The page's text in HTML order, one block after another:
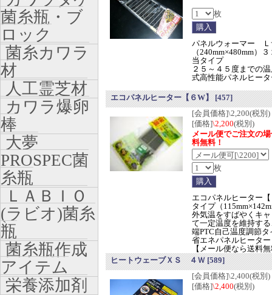
枚
パネルウォーマー Ｌ
（240mm×480mm）
当タイプ
２５～４５度までの
式高性能パネルヒー
エコパネルヒーター【６W】[457]
[会員価格]\2,200(税別)
[価格]\2,200(税別)
メール便でご注文の
料無料！
枚
エコパネルヒーター
タイプ（
外気温をすばやくキ
て一定温度を維持す
端PTC自己温度調節タ
省エネパネルヒーター
【メール便なら送料
ヒートウェーブＸＳ ４Ｗ[589]
[会員価格]\2,400(税別)
[価格]\2,400(税別)
菌糸瓶・ブ
ロック
菌糸カワラ
材
人工霊芝材
カワラ爆卵
棒
大夢
PROSPEC菌
糸瓶
ＬＡＢＩＯ
(ラビオ)菌糸
瓶
菌糸瓶作成
アイテム
栄養添加剤